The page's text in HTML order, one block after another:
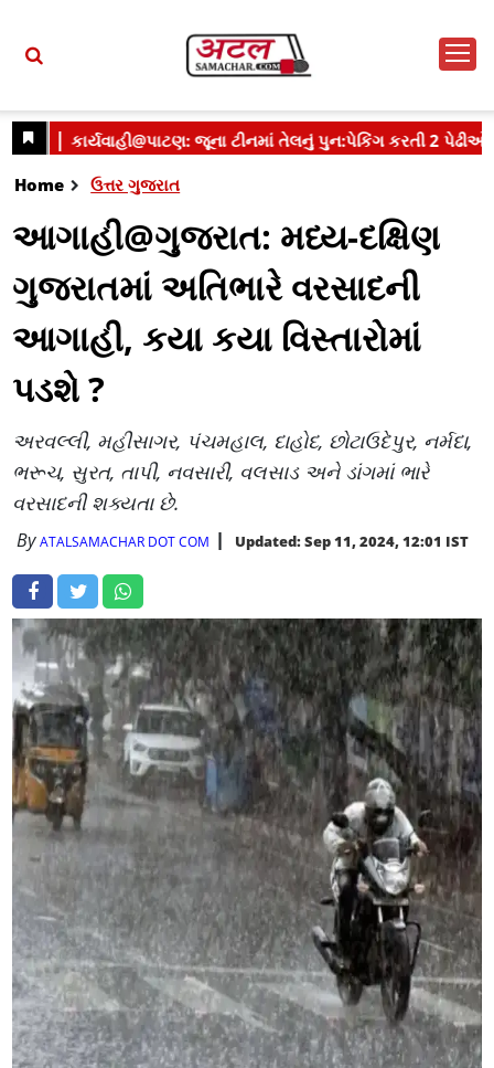
Home ઉત્તર ગુજરાત
આગાહી@ગુજરાત: મધ્ય-દક્ષિણ
ગુજરાતમાં અતિભારે વરસાદની
આગાહી, કયા કયા વિસ્તારોમાં
પડશે ?
અરવલ્લી, મહીસાગર, પંચમહાલ, દાહોદ, છોટાઉદેપુર, નર્મદા,
ભરૂચ, સુરત, તાપી, નવસારી, વલસાડ અને ડાંગમાં ભારે
વરસાદની શક્યતા છે.
ByATALSAMACHAR DOT COM Updated: Sep 11, 2024, 12:01 IST